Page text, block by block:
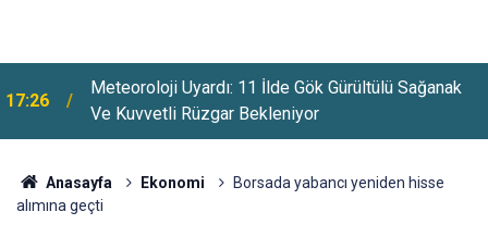
17:26
Meteoroloji Uyardı: 11 İlde Gök Gürültülü Sağanak
Ve Kuvvetli Rüzgar Bekleniyor
Anasayfa Ekonomi
Borsada yabancı yeniden hisse
alımına geçti